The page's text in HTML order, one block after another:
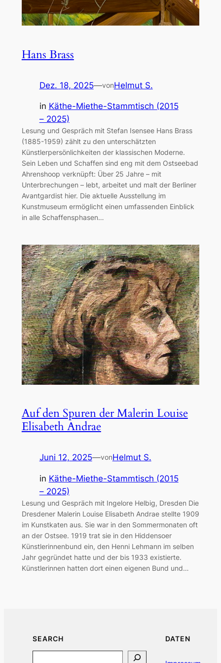
Hans Brass
Dez. 18, 2025—vonHelmut S.
in Käthe-Miethe-Stammtisch (2015
– 2025)
Lesung und Gespräch mit Stefan Isensee Hans Brass
(1885-1959) zählt zu den unterschätzten
Künstlerpersönlichkeiten der klassischen Moderne.
Sein Leben und Schaffen sind eng mit dem Ostseebad
Ahrenshoop verknüpft: Über 25 Jahre – mit
Unterbrechungen – lebt, arbeitet und malt der Berliner
Avantgardist hier. Die aktuelle Ausstellung im
Kunstmuseum ermöglicht einen umfassenden Einblick
in alle Schaffensphasen…
Auf den Spuren der Malerin Louise
Elisabeth Andrae
Juni 12, 2025—vonHelmut S.
in Käthe-Miethe-Stammtisch (2015
– 2025)
Lesung und Gespräch mit Ingelore Helbig, Dresden Die
Dresdener Malerin Louise Elisabeth Andrae stellte 1909
im Kunstkaten aus. Sie war in den Sommermonaten oft
an der Ostsee. 1919 trat sie in den Hiddensoer
Künstlerinnenbund ein, den Henni Lehmann im selben
Jahr gegründet hatte und der bis 1933 existierte.
Künstlerinnen hatten dort einen eigenen Bund und…
SEARCH DATEN